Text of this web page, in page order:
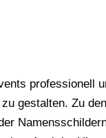
professionell
gestalten. Zu